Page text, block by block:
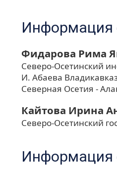
Информация
Фидарова Рима
Северо-Осетинский
И. Абаева
Северная Осетия -
Кайтова Ирина
Северо-Осетинский
Информация